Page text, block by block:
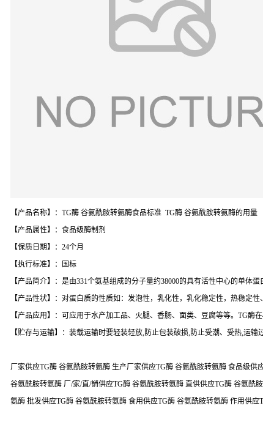
【产品名称】：TG酶 谷氨酰胺转氨酶食品标准 TG酶 谷氨酰胺转氨酶的用量
【产品属性】：食品级酶制剂
【保质日期】：24个月
【执行标准】：国标
【产品简介】：是由331个氨基组成的分子量约38000的具有活性中心的单体
【产品性状】：对蛋白质的性质如：发泡性，乳化性，乳化稳定性，热稳定
【产品应用】：可应用于水产加工品、火腿、香肠、面类、豆腐等等。TG酶
【贮存与运输】：装载运输时要轻装轻放,防止包装破损,防止受潮、受热,运
厂家供应TG酶 谷氨酰胺转氨酶 生产厂家供应TG酶 谷氨酰胺转氨酶 食品级
谷氨酰胺转氨酶 厂/家/直/销供应TG酶 谷氨酰胺转氨酶 直供供应TG酶 谷氨酰
氨酶 批发供应TG酶 谷氨酰胺转氨酶 食用供应TG酶 谷氨酰胺转氨酶 作用供